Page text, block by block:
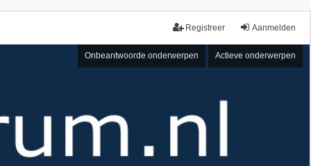
Aanmelden
Registreer
Onbeantwoorde onderwerpen Actieve onderwerpen